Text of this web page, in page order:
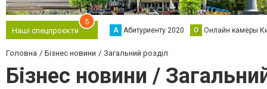
Наші спецпроєкти
5
А Абитуриенту 2020 О Онлайн камеры
Головна Бізнес новини Загальний розділ
Бізнес новини /